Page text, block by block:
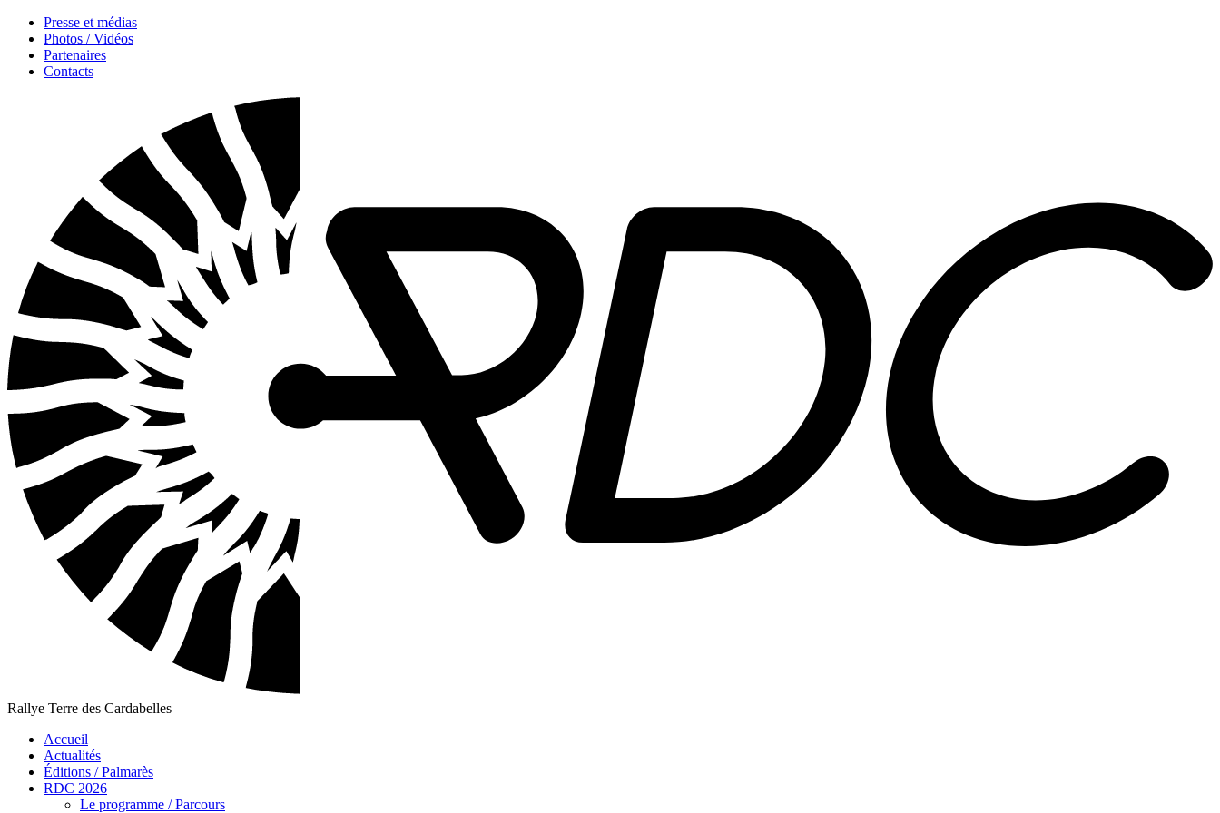
Presse et médias
Photos / Vidéos
Partenaires
Contacts
Rallye Terre des Cardabelles
Accueil
Actualités
Éditions / Palmarès
RDC 2026
Le programme / Parcours